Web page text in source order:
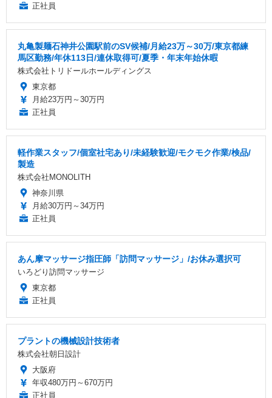
正社員
丸亀製麺石神井公園駅前のSV候補/月給23万～30万/東京都練
馬区勤務/年休113日/連休取得可/夏季・年末年始休暇
株式会社トリドールホールディングス
東京都
月給23万円～30万円
正社員
軽作業スタッフ/個室社宅あり/未経験歓迎/モクモク作業/検品/
製造
株式会社MONOLITH
神奈川県
月給30万円～34万円
正社員
あん摩マッサージ指圧師「訪問マッサージ」/お休み選択可
いろどり訪問マッサージ
東京都
正社員
プラントの機械設計技術者
株式会社朝日設計
大阪府
年収480万円～670万円
正社員